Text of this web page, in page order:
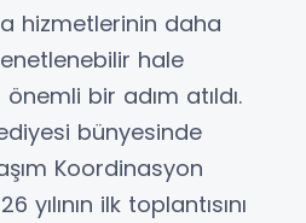
hizmetlerinin daha
hale
bir adım atıldı.
bünyesinde
Koordinasyon
yılının ilk toplantısını